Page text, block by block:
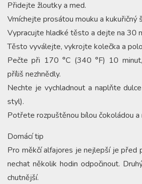
Přidejte žloutky a med.
Vmíchejte prosátou mouku a kukuřičný
Vypracujte hladké těsto a dejte na 30
Těsto vyválejte, vykrojte kolečka a
Pečte při 170 °C (340 °F) 10
příliš nezhnědly.
Nechte je vychladnout a naplňte
styl).
Potřete rozpuštěnou bílou čokoládou a
Domácí tip
Pro měkčí alfajores je nejlepší je před
nechat několik hodin odpočinout.
chutnější.